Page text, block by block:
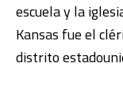
escuela y la
Kansas fue el
distrito